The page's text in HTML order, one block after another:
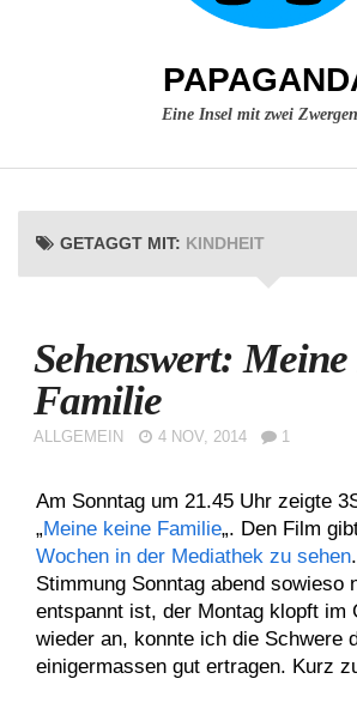
Eine Insel mit zwei
GETAGGT MIT: KINDHEIT
Sehenswert:
Familie
ALLGEMEIN 4 NOV, 2014 1
Am Sonntag um 21.45 Uhr zeigte
„Meine keine Familie„. Den Film
Wochen in der Mediathek zu sehen
Stimmung Sonntag abend sowieso
entspannt ist, der Montag klopft im
wieder an, konnte ich die Schwere
einigermassen gut ertragen. Kurz